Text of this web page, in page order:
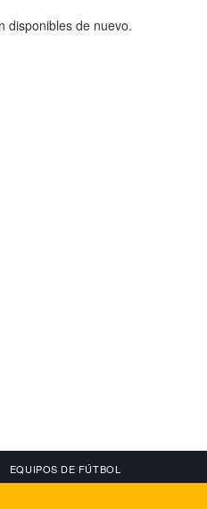
disponibles de nuevo.
EQUIPOS DE FÚTBOL